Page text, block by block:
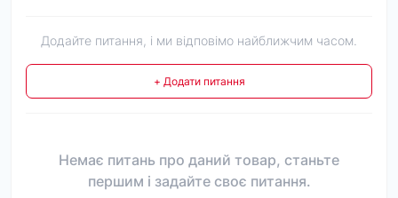
Додайте питання, і ми відповімо найближчим часом.
+ Додати питання
Немає питань про даний товар, станьте
першим і задайте своє питання.